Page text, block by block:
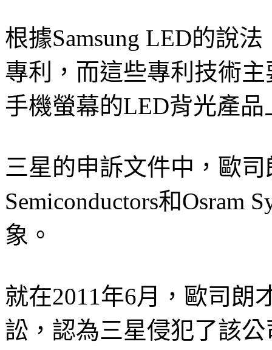
根據Samsung LED的說
專利，而這些專利技術
手機螢幕的LED背光產品
三星的申訴文件中，歐司
Semiconductors和Osram
象。
就在2011年6月，歐司朗
訟，認為三星侵犯了該